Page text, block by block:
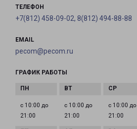
ТЕЛЕФОН
+7(812) 458-09-02, 8(812) 494-88-88
EMAIL
pecom@pecom.ru
ГРАФИК РАБОТЫ
с 10:00 до
21:00
с 10:00 до
21:00
с 10:00 до
21:00